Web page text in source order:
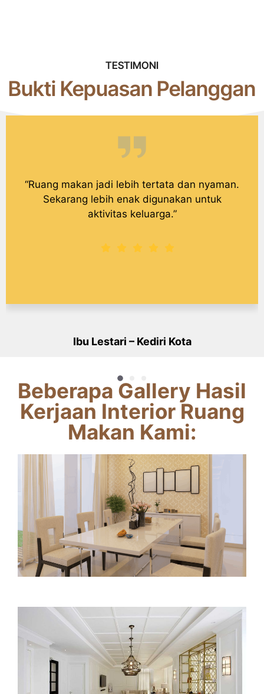
TESTIMONI
Bukti Kepuasan Pelanggan
Ibu Lestari – Kediri Kota
“Ruang makan jadi lebih tertata dan nyaman.
Sekarang lebih enak digunakan untuk
aktivitas keluarga.”
Beberapa Gallery Hasil
Kerjaan Interior Ruang
Makan Kami: